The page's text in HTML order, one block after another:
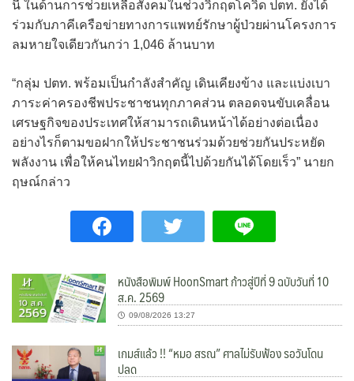
นี้ ในด้านการช่วยเหลือสังคมในช่วงวิกฤตโควิด ปตท. ยังได้
ร่วมกับภาคีเครือข่ายทางการแพทย์รักษาผู้ป่วยผ่านโครงการ
ลมหายใจเดียวกันกว่า 1,046 ล้านบาท
“กลุ่ม ปตท. พร้อมเป็นกำลังสำคัญ เดินเคียงข้าง และแบ่งเบา
ภาระค่าครองชีพประชาชนทุกภาคส่วน ตลอดจนขับเคลื่อน
เศรษฐกิจของประเทศให้สามารถเดินหน้าได้อย่างต่อเนื่อง
อย่างไรก็ตามขอฝากให้ประชาชนร่วมด้วยช่วยกันประหยัด
พลังงาน เพื่อให้คนไทยฝ่าวิกฤตนี้ไปด้วยกันได้โดยเร็ว” นายก
ฤษณ์กล่าว
หนังสือพิมพ์ HoonSmart ก้าวสู่ปีที่ 9 ฉบับวันที่ 10
ส.ค. 2569
09/08/2026 13:27
เกมส์แล้ว !! “หมอ สรณ” ศาลไม่รับฟ้อง รอวันโดน
ปลด